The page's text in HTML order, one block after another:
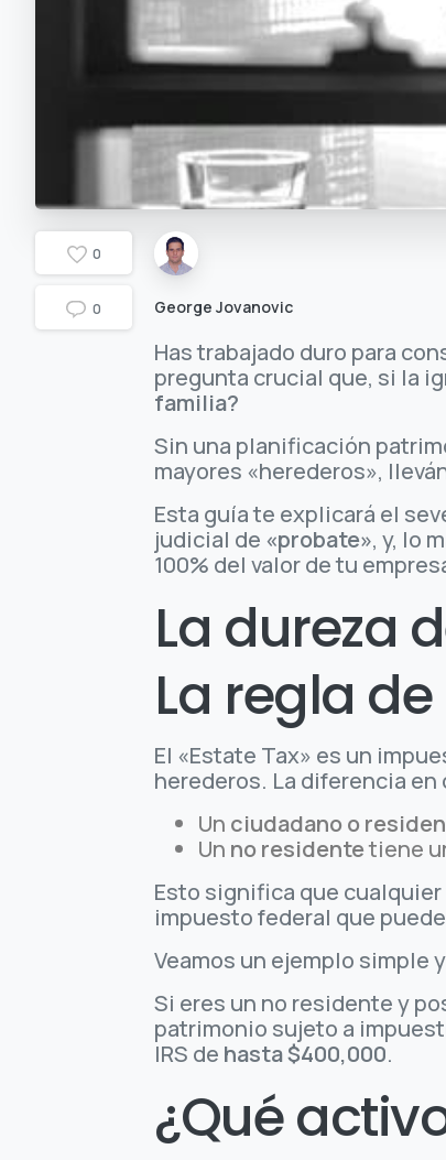
0
0 George Jovanovic
Has trabajado duro para
pregunta crucial que, si la
familia?
Sin una planificación
mayores «herederos»,
Esta guía te explicará el
judicial de «probate», y, lo
100% del valor de tu
La dureza
La regla
El «Estate Tax» es un
herederos. La diferencia en
Un ciudadano o
Un no residentetiene
Esto significa que
impuesto federal que
Veamos un ejemplo simple
Si eres un no residente y
patrimonio sujeto a
IRS de hasta $400,000.
¿Qué